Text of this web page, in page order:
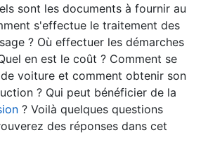
sont les documents à fournir au
s'effectue le traitement des
? Où effectuer les démarches
en est le coût ? Comment se
voiture et comment obtenir son
? Qui peut bénéficier de la
? Voilà quelques questions
des réponses dans cet